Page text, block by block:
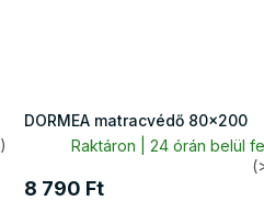
DORMEA matracvédő 80x200
Raktáron | 24 órán belül
8 790 Ft